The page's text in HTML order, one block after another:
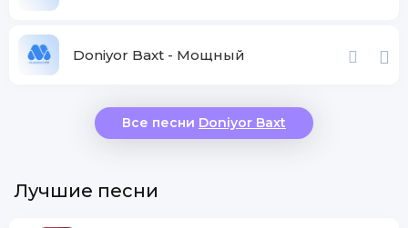
Doniyor Baxt - Мощный
Все песни Doniyor Baxt
Лучшие песни